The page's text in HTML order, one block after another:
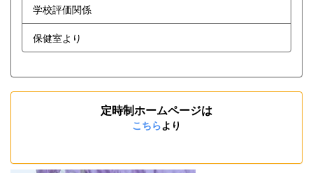
学校評価関係
保健室より
定時制ホームページは
こちらより